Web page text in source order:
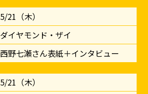
5/21（木）
ダイヤモンド・ザイ
西野七瀬さん表紙＋インタビュー
5/21（木）